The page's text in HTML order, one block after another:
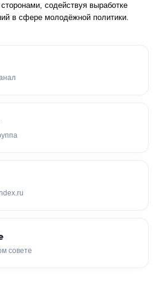
содействуя выработке
в сфере молодёжной политики.
совете